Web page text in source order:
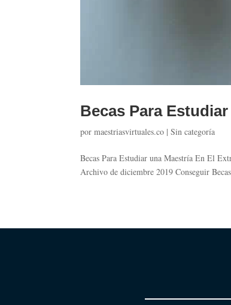
Becas Para
pormaestriasvirtuales.co |Sin categoría
Becas Para Estudiar una Maestría En El
Archivo de diciembre 2019 Conseguir